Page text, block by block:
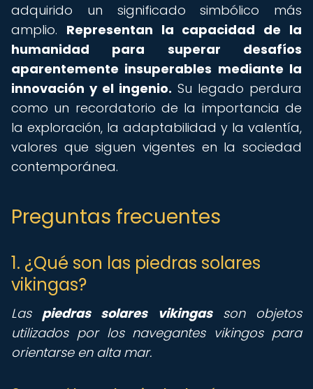
adquirido un significado simbólico más
amplio. Representan la capacidad de la
humanidad para superar desafíos
aparentemente insuperables mediante la
innovación y el ingenio. Su legado perdura
como un recordatorio de la importancia de
la exploración, la adaptabilidad y la valentía,
valores que siguen vigentes en la sociedad
contemporánea.
Preguntas frecuentes
1. ¿Qué son las piedras solares
vikingas?
Las piedras solares vikingasson objetos
utilizados por los navegantes vikingos para
orientarse en alta mar.